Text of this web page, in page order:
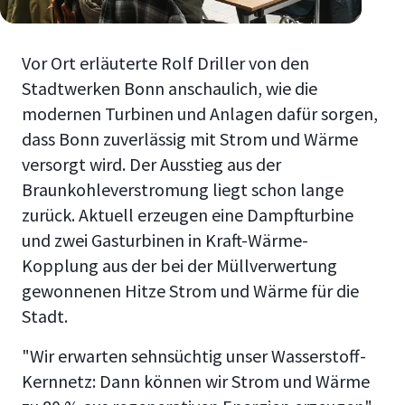
Vor Ort erläuterte Rolf Driller von den
Stadtwerken Bonn anschaulich, wie die
modernen Turbinen und Anlagen dafür sorgen,
dass Bonn zuverlässig mit Strom und Wärme
versorgt wird. Der Ausstieg aus der
Braunkohleverstromung liegt schon lange
zurück. Aktuell erzeugen eine Dampfturbine
und zwei Gasturbinen in Kraft-Wärme-
Kopplung aus der bei der Müllverwertung
gewonnenen Hitze Strom und Wärme für die
Stadt.
"Wir erwarten sehnsüchtig unser Wasserstoff-
Kernnetz: Dann können wir Strom und Wärme